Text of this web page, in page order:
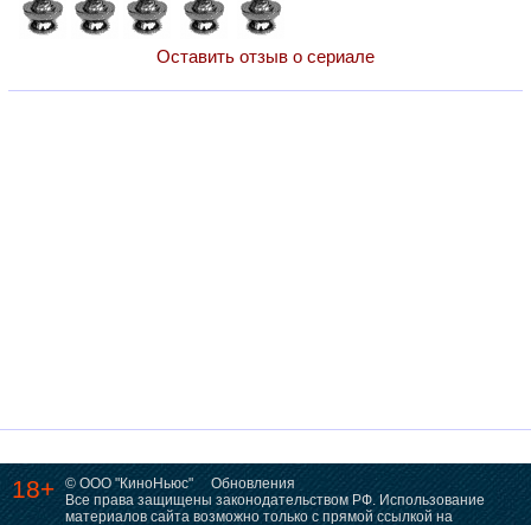
Оставить отзыв о сериале
18+ © ООО "КиноНьюс"
Обновления
Все права защищены законодательством РФ. Использование
материалов сайта возможно только с прямой ссылкой на